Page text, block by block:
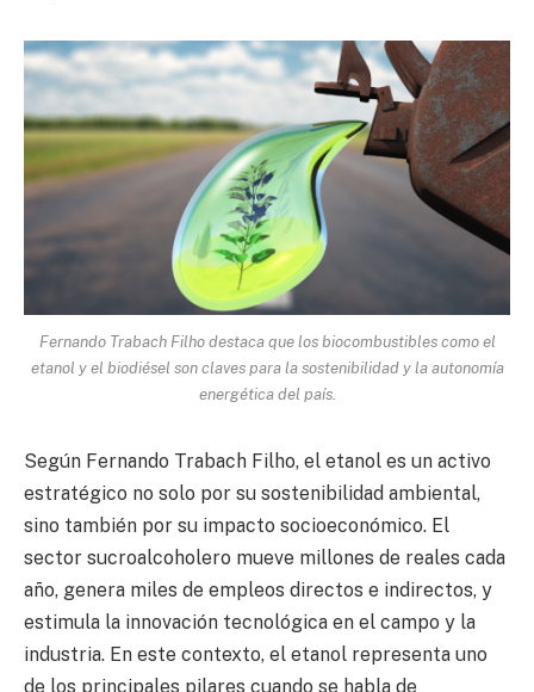
Fernando Trabach Filho destaca que los biocombustibles como el
etanol y el biodiésel son claves para la sostenibilidad y la autonomía
energética del país.
Según Fernando Trabach Filho, el etanol es un activo
estratégico no solo por su sostenibilidad ambiental,
sino también por su impacto socioeconómico. El
sector sucroalcoholero mueve millones de reales cada
año, genera miles de empleos directos e indirectos, y
estimula la innovación tecnológica en el campo y la
industria. En este contexto, el etanol representa uno
de los principales pilares cuando se habla de